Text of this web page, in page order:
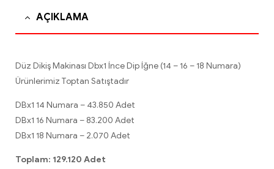
AÇIKLAMA
Düz Dikiş Makinası Dbx1 İnce Dip İğne (14 – 16 – 18 Numara)
Ürünlerimiz Toptan Satıştadır
DBx1 14 Numara – 43.850 Adet
DBx1 16 Numara – 83.200 Adet
DBx1 18 Numara – 2.070 Adet
Toplam: 129.120 Adet